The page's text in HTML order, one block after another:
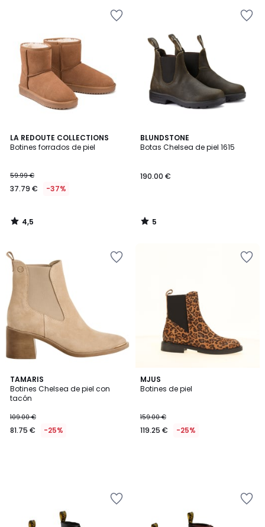
LA REDOUTE COLLECTIONS
Botines forrados de piel
59.99 €
37.79 € -37%
4,5
/ 5
4,5
/
BLUNDSTONE
Botas Chelsea de piel 1615
190.00 €
5
/
5
/
TAMARIS
Botines Chelsea de piel con
tacón
109.00 €
81.75 € -25%
MJUS
Botines de piel
159.00 €
119.25 € -25%